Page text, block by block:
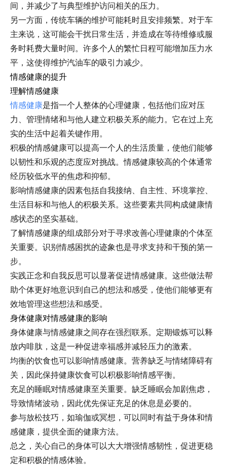
间，并减少了与典型维护访问相关的压力。
另一方面，传统车辆的维护可能耗时且安排频繁。对于车
主来说，这可能会干扰日常生活，并造成在等待维修或服
务时耗费大量时间。许多个人的繁忙日程可能增加压力水
平，这使得维护汽油车的吸引力减少。
情感健康的提升
理解情感健康
情感健康是指一个人整体的心理健康，包括他们应对压
力、管理情绪和与他人建立积极关系的能力。它在过上充
实的生活中起着关键作用。
积极的情感健康可以提高一个人的生活质量，使他们能够
以韧性和乐观的态度应对挑战。情感健康较高的个体通常
经历较低水平的焦虑和抑郁。
影响情感健康的因素包括自我接纳、自主性、环境掌控、
生活目标和与他人的积极关系。这些要素共同构成健康情
感状态的坚实基础。
了解情感健康的组成部分对于寻求改善心理健康的个体至
关重要。识别情感困扰的迹象也是寻求支持和干预的第一
步。
实践正念和自我反思可以显著促进情感健康。这些做法帮
助个体更好地意识到自己的想法和感受，使他们能够更有
效地管理这些想法和感受。
身体健康对情感健康的影响
身体健康与情感健康之间存在强烈联系。定期锻炼可以释
放内啡肽，这是一种促进幸福感并减轻压力的激素。
均衡的饮食也可以影响情感健康。营养缺乏与情绪障碍有
关，因此保持健康饮食可以积极影响情感平衡。
充足的睡眠对情感健康至关重要。缺乏睡眠会加剧焦虑，
导致情绪波动，因此优先保证充足的休息是必要的。
参与放松技巧，如瑜伽或冥想，可以同时有益于身体和情
感健康，提供全面的健康方法。
总之，关心自己的身体可以大大增强情感韧性，促进更稳
定和积极的情感体验。